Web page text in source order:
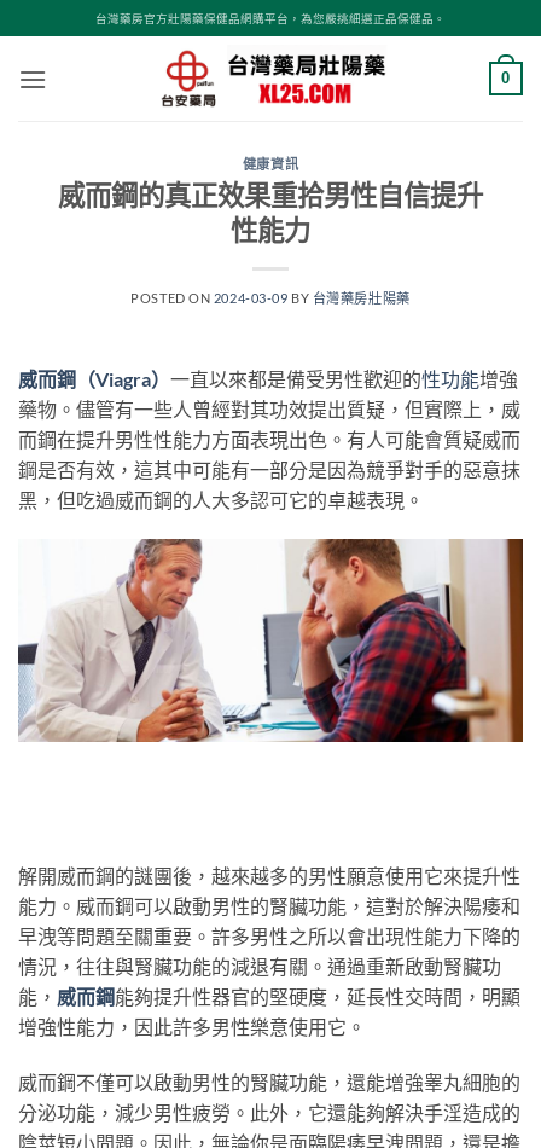
轉
台灣藥房官方壯陽藥保健品網購平台，為您嚴挑細選正品保健品。
0
健康資訊
威而鋼的真正效果重拾男性自信提升
性能力
POSTED ON 2024-03-09 BY 台灣藥房壯陽藥
威而鋼（Viagra） 一直以來都是備受男性歡迎的性功能增強
藥物。儘管有一些人曾經對其功效提出質疑，但實際上，威
而鋼在提升男性性能力方面表現出色。有人可能會質疑威而
鋼是否有效，這其中可能有一部分是因為競爭對手的惡意抹
黑，但吃過威而鋼的人大多認可它的卓越表現。
解開威而鋼的謎團後，越來越多的男性願意使用它來提升性
能力。威而鋼可以啟動男性的腎臟功能，這對於解決陽痿和
早洩等問題至關重要。許多男性之所以會出現性能力下降的
情況，往往與腎臟功能的減退有關。通過重新啟動腎臟功
能， 威而鋼能夠提升性器官的堅硬度，延長性交時間，明顯
增強性能力，因此許多男性樂意使用它。
威而鋼不僅可以啟動男性的腎臟功能，還能增強睾丸細胞的
分泌功能，減少男性疲勞。此外，它還能夠解決手淫造成的
陰莖短小問題。因此，無論你是面臨陽痿早洩問題，還是擔